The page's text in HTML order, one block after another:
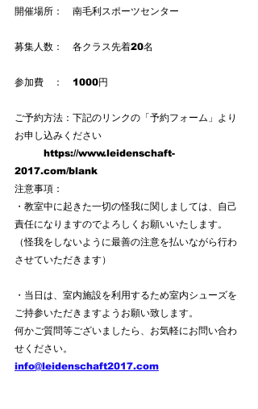
開催場所：　南毛利スポーツセンター
募集人数：　各クラス先着20名
参加費　：　1000円
ご予約方法：下記のリンクの「予約フォーム」より
お申し込みください
https://www.leidenschaft-
2017.com/blank
注意事項：
・教室中に起きた一切の怪我に関しましては、自己
責任になりますのでよろしくお願いいたします。
（怪我をしないように最善の注意を払いながら行わ
させていただきます）
・当日は、室内施設を利用するため室内シューズを
ご持参いただきますようお願い致します。
何かご質問等ございましたら、お気軽にお問い合わ
せください。
info@leidenschaft2017.com